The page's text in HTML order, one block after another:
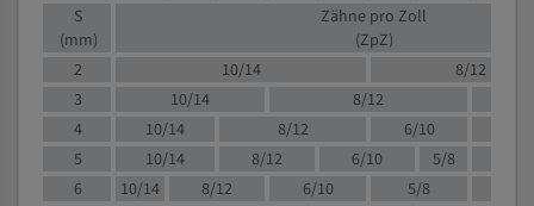
S
(mm)
Zähne pro Zoll
(ZpZ)
2
10/14
8/12
3
10/14 8/12
4
10/14 8/12 6/10
5
10/14 8/12 6/10
5/8
6
10/14 8/12 6/10
5/8